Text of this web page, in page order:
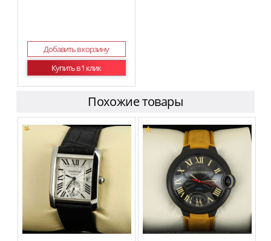
Добавить в корзину
Купить в 1 клик
Похожие товары